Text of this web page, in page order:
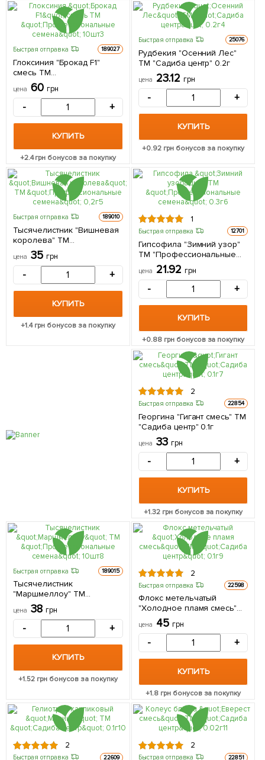
Быстрая отправка 189027
Глоксиния "Брокад F1"
смесь ТМ
"Профессиональные
семена" 10шт
цена 60 грн
- +
КУПИТЬ
+2.4грн бонусов за покупку
Быстрая отправка 25076
Рудбекия "Осенний Лес"
ТМ "Садиба центр" 0.2г
цена 23.12 грн
- +
КУПИТЬ
+0.92 грн бонусов за покупку
Быстрая отправка 189010
Тысячелистник "Вишневая
королева" ТМ
"Профессиональные
семена" 0,2г
цена 35 грн
- +
КУПИТЬ
+1.4грн бонусов за покупку
1
Быстрая отправка 12701
Гипсофила "Зимний узор"
ТМ "Профессиональные
семена" 0.3г
цена 21.92 грн
- +
КУПИТЬ
+0.88грн бонусов за покупку
2
Быстрая отправка 22854
Георгина "Гигант смесь" ТМ
"Садиба центр" 0.1г
цена 33 грн
- +
КУПИТЬ
+1.32грн бонусов за покупку
Быстрая отправка 189015
Тысячелистник
"Маршмеллоу" ТМ
"Профессиональные
семена" 10шт
цена 38 грн
- +
КУПИТЬ
+1.52 грн бонусов за покупку
2
Быстрая отправка 22598
Флокс метельчатый
"Холодное пламя смесь"
ТМ "Садиба центр" 0.1г
цена 45 грн
- +
КУПИТЬ
+1.8грн бонусов за покупку
2
Быстрая отправка 22609
2
Быстрая отправка 22851